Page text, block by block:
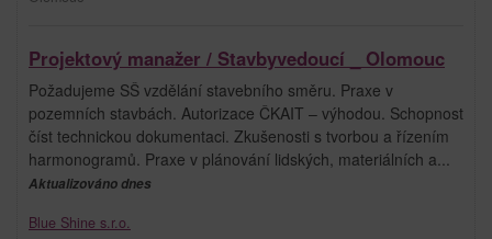
Projektový manažer / Stavbyvedoucí _ Olomouc
Požadujeme SŠ vzdělání stavebního směru. Praxe v
pozemních stavbách. Autorizace ČKAIT – výhodou. Schopnost
číst technickou dokumentaci. Zkušenosti s tvorbou a řízením
harmonogramů. Praxe v plánování lidských, materiálních a...
Aktualizováno dnes
Blue Shine s.r.o.